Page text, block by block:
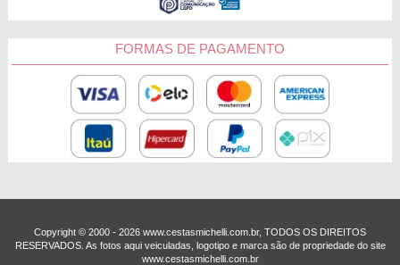
FORMAS DE PAGAMENTO
Copyright © 2000 - ­2026 www.cestasmichelli.com.br, TODOS OS DIREITOS
RESERVADOS. As fotos aqui veiculadas, logotipo e marca são de propriedade do site
www.cestasmichelli.com.br